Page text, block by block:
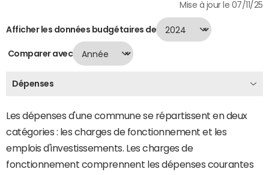
Mise à jour le 07/11/25
Afficher les données budgétaires de
Comparer avec
Dépenses
Les dépenses d'une commune se répartissent en deux
catégories : les charges de fonctionnement et les
emplois d'investissements. Les charges de
fonctionnement comprennent les dépenses courantes